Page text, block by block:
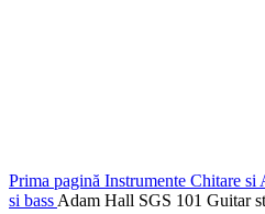
Prima pagină Instrumente Chitare si
si bass Adam Hall SGS 101 Guitar